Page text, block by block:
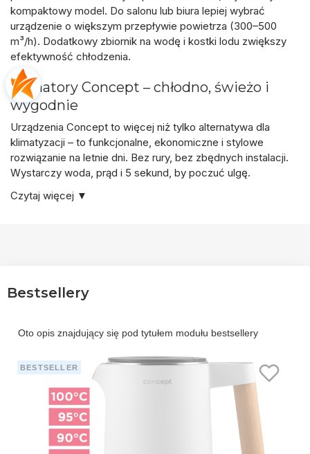
kompaktowy model. Do salonu lub biura lepiej wybrać
urządzenie o większym przepływie powietrza (300–500
m³/h). Dodatkowy zbiornik na wodę i kostki lodu zwiększy
efektywność chłodzenia.
Klimatory Concept – chłodno, świeżo i
wygodnie
Urządzenia Concept to więcej niż tylko alternatywa dla
klimatyzacji – to funkcjonalne, ekonomiczne i stylowe
rozwiązanie na letnie dni. Bez rury, bez zbędnych instalacji.
Wystarczy woda, prąd i 5 sekund, by poczuć ulgę.
Czytaj więcej ▼
Bestsellery
Oto opis znajdujący się pod tytułem modułu bestsellery
BESTSELLER